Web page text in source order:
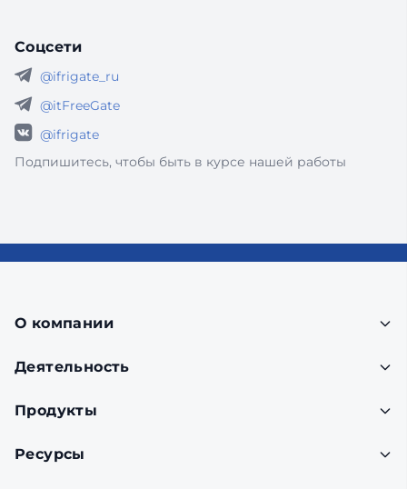
Соцсети
@ifrigate_ru
@itFreeGate
@ifrigate
Подпишитесь, чтобы быть в курсе нашей работы
О компании
Деятельность
Продукты
Ресурсы